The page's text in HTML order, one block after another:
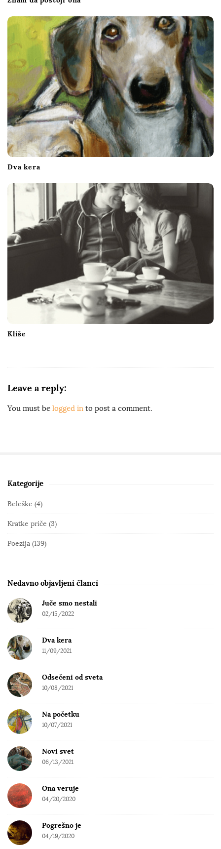
Dva kera
Kliše
Leave a reply:
You must be logged in to post a comment.
S
i
e
S
e
a
r
Kategorije
Beleške (4)
Kratke priče (3)
Poezija (139)
Nedavno objavljeni članci
Juče smo nestali
02/15/2022
Dva kera
11/09/2021
Odsečeni od sveta
10/08/2021
Na početku
10/07/2021
Novi svet
06/13/2021
Ona veruje
04/20/2020
Pogrešno je
04/19/2020